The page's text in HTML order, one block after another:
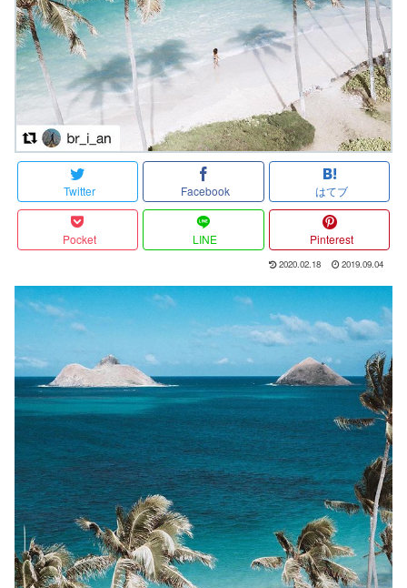
Twitter Facebook はてブ
Pocket LINE Pinterest
2020.02.18 2019.09.04